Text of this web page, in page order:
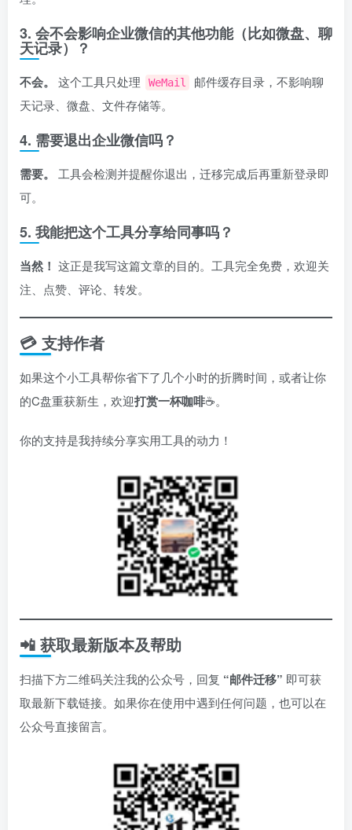
3. 会不会影响企业微信的其他功能（比如微盘、聊
天记录）？
不会。 这个工具只处理 WeMail
邮件缓存目录，不影响聊
天记录、微盘、文件存储等。
4. 需要退出企业微信吗？
需要。
工具会检测并提醒你退出，迁移完成后再重新登录即
可。
5. 我能把这个工具分享给同事吗？
当然！ 这正是我写这篇文章的目的。工具完全免费，欢迎关
注、点赞、评论、转发。
💳 支持作者
如果这个小工具帮你省下了几个小时的折腾时间，或者让你
的C盘重获新生，欢迎打赏一杯咖啡☕️。
你的支持是我持续分享实用工具的动力！
📲 获取最新版本及帮助
扫描下方二维码关注我的公众号，回复 “邮件迁移” 即可获
取最新下载链接。如果你在使用中遇到任何问题，也可以在
公众号直接留言。